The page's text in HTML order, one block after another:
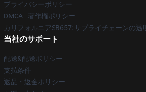
プライバシーポリシー
DMCA - 著作権ポリシー
カリフォルニアSB657: サプライチェーンの透
当社のサポート
配送&配送ポリシー
支払条件
返品・返金ポリシー